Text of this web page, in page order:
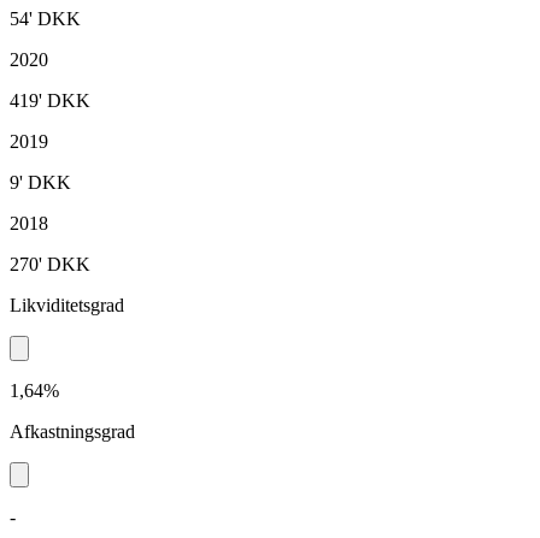
54' DKK
2020
419' DKK
2019
9' DKK
2018
270' DKK
Likviditetsgrad
1,64%
Afkastningsgrad
-